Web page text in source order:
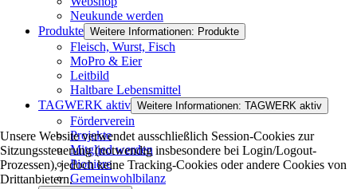
Neukunde werden
Produkte Weitere Informationen: Produkte
Fleisch, Wurst, Fisch
MoPro & Eier
Leitbild
Haltbare Lebensmittel
TAGWERK aktiv Weitere Informationen: TAGWERK aktiv
Förderverein
Projekte
Mitglied werden
Pioniere
Gemeinwohlbilanz
Unsere Website verwendet ausschließlich Session-Cookies zur
Sitzungssteuerung (notwendig insbesondere bei Login/Logout-
Prozessen), jedoch keine Tracking-Cookies oder andere Cookies von
Drittanbietern.